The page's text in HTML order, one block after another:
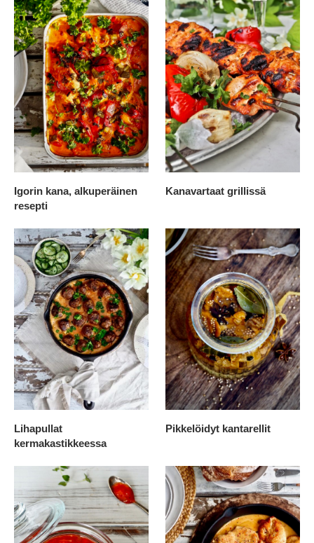
Igorin kana, alkuperäinen
resepti
Kanavartaat grillissä
Lihapullat
kermakastikkeessa
Pikkelöidyt kantarellit